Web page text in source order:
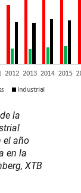
la
el año
en la
XTB